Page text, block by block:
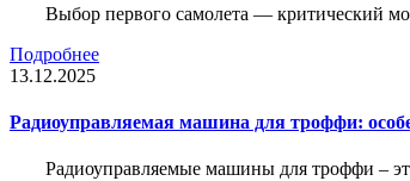
Выбор первого самолета — критический
Подробнее
13.12.2025
Радиоуправляемая машина для троффи:
Радиоуправляемые машины для троффи –